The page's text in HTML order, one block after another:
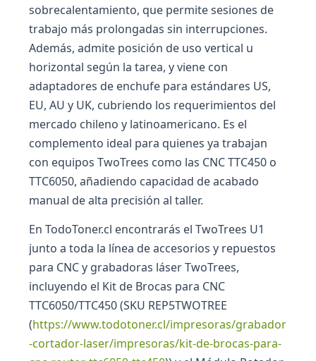
sobrecalentamiento, que permite sesiones de
trabajo más prolongadas sin interrupciones.
Además, admite posición de uso vertical u
horizontal según la tarea, y viene con
adaptadores de enchufe para estándares US,
EU, AU y UK, cubriendo los requerimientos del
mercado chileno y latinoamericano. Es el
complemento ideal para quienes ya trabajan
con equipos TwoTrees como las CNC TTC450 o
TTC6050, añadiendo capacidad de acabado
manual de alta precisión al taller.
En TodoToner.cl encontrarás el TwoTrees U1
junto a toda la línea de accesorios y repuestos
para CNC y grabadoras láser TwoTrees,
incluyendo el Kit de Brocas para CNC
TTC6050/TTC450 (SKU REP5TWOTREE
(https://www.todotoner.cl/impresoras/grabador
-cortador-laser/impresoras/kit-de-brocas-para-